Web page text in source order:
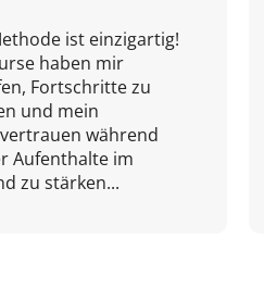
ist einzigartig!
haben mir
Fortschritte zu
und mein
während
Aufenthalte im
zu stärken...